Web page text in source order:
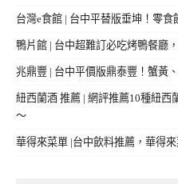
台灣e食館 | 台中平替版垂坤！零食
鴨片館 | 台中超難訂必吃烤鴨餐廳
兆鼎豐 | 台中平價版鼎泰豐！蟹黃
紐西蘭酒 推薦 | 網評推薦10種紐西
～
華得來菜單 |台中飲料推薦，華得